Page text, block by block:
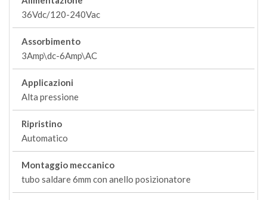
36Vdc/120-240Vac
Assorbimento
3Amp\dc-6Amp\AC
Applicazioni
Alta pressione
Ripristino
Automatico
Montaggio meccanico
tubo saldare 6mm con anello posizionatore